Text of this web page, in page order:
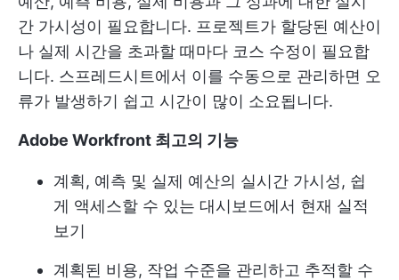
간 가시성이 필요합니다. 프로젝트가 할당된 예산이
나 실제 시간을 초과할 때마다 코스 수정이 필요합
니다. 스프레드시트에서 이를 수동으로 관리하면 오
류가 발생하기 쉽고 시간이 많이 소요됩니다.
Adobe Workfront 최고의 기능
계획, 예측 및 실제 예산의 실시간 가시성, 쉽
게 액세스할 수 있는 대시보드에서 현재 실적
보기
계획된 비용, 작업 수준을 관리하고 추적할 수